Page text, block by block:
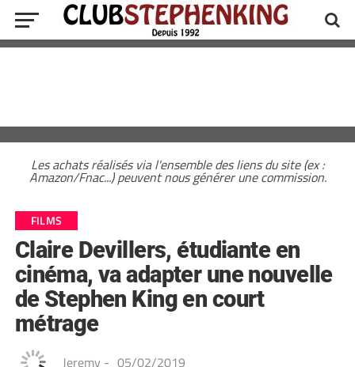
Les achats réalisés via l'ensemble des liens du site (ex :
Amazon/Fnac...) peuvent nous générer une commission.
FILMS
Claire Devillers, étudiante en
cinéma, va adapter une nouvelle
de Stephen King en court
métrage
Jeremy - 05/02/2019